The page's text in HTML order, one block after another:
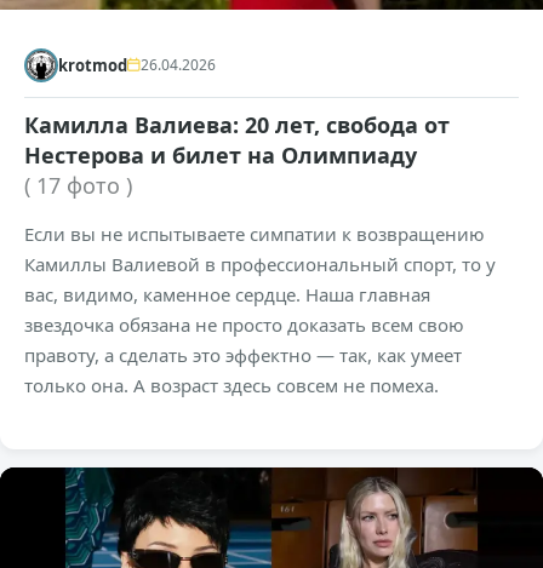
krotmod 26.04.2026
Камилла Валиева: 20 лет, свобода от
Нестерова и билет на Олимпиаду
( 17 фото )
Если вы не испытываете симпатии к возвращению
Камиллы Валиевой в профессиональный спорт, то у
вас, видимо, каменное сердце. Наша главная
звездочка обязана не просто доказать всем свою
правоту, а сделать это эффектно — так, как умеет
только она. А возраст здесь совсем не помеха.